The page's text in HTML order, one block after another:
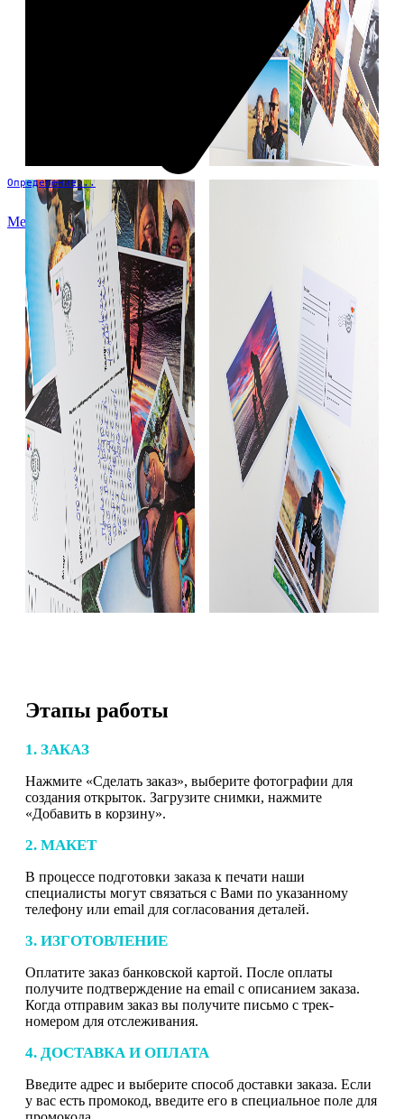
Определение...
Меню
Этапы работы
1. ЗАКАЗ
Нажмите «Сделать заказ», выберите фотографии для
создания открыток. Загрузите снимки, нажмите
«Добавить в корзину».
2. МАКЕТ
В процессе подготовки заказа к печати наши
специалисты могут связаться с Вами по указанному
телефону или email для согласования деталей.
3. ИЗГОТОВЛЕНИЕ
Оплатите заказ банковской картой. После оплаты
получите подтверждение на email с описанием заказа.
Когда отправим заказ вы получите письмо с трек-
номером для отслеживания.
4. ДОСТАВКА И ОПЛАТА
Введите адрес и выберите способ доставки заказа. Если
у вас есть промокод, введите его в специальное поле для